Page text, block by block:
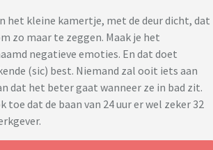
het kleine kamertje, met de deur dicht, dat
zo maar te zeggen. Maak je het
negatieve emoties. En dat doet
(sic) best. Niemand zal ooit iets aan
dat het beter gaat wanneer ze in bad zit.
dat de baan van 24 uur er wel zeker 32